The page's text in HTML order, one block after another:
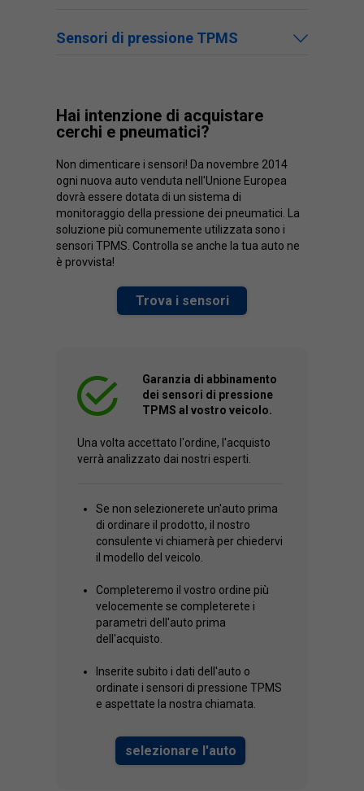
Sensori di pressione TPMS
Hai intenzione di acquistare
cerchi e pneumatici?
Non dimenticare i sensori! Da novembre 2014
ogni nuova auto venduta nell'Unione Europea
dovrà essere dotata di un sistema di
monitoraggio della pressione dei pneumatici. La
soluzione più comunemente utilizzata sono i
sensori TPMS. Controlla se anche la tua auto ne
è provvista!
Trova i sensori
Garanzia di abbinamento
dei sensori di pressione
TPMS al vostro veicolo.
Una volta accettato l'ordine, l'acquisto
verrà analizzato dai nostri esperti.
Se non selezionerete un'auto prima
di ordinare il prodotto, il nostro
consulente vi chiamerà per chiedervi
il modello del veicolo.
Completeremo il vostro ordine più
velocemente se completerete i
parametri dell'auto prima
dell'acquisto.
Inserite subito i dati dell'auto o
ordinate i sensori di pressione TPMS
e aspettate la nostra chiamata.
selezionare l'auto